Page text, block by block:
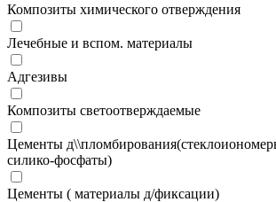
Композиты химического отверждения
Лечебные и вспом. материалы
Адгезивы
Композиты светоотверждаемые
Цементы
силико-фосфаты)
Цементы ( материалы д/фиксации)